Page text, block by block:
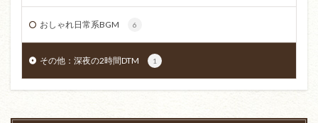
おしゃれ日常系BGM 6
その他：深夜の2時間DTM 1